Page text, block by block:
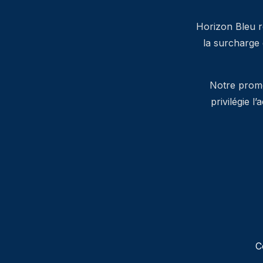
Horizon Bleu
la
Notre
privilégie